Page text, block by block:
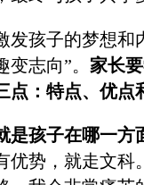
发孩子的梦想和
志向”。 家长
点：特点、优点
是孩子在哪一方
优势，就走文科